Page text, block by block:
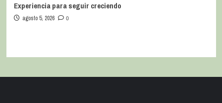
Experiencia para seguir creciendo
agosto 5, 2026 0